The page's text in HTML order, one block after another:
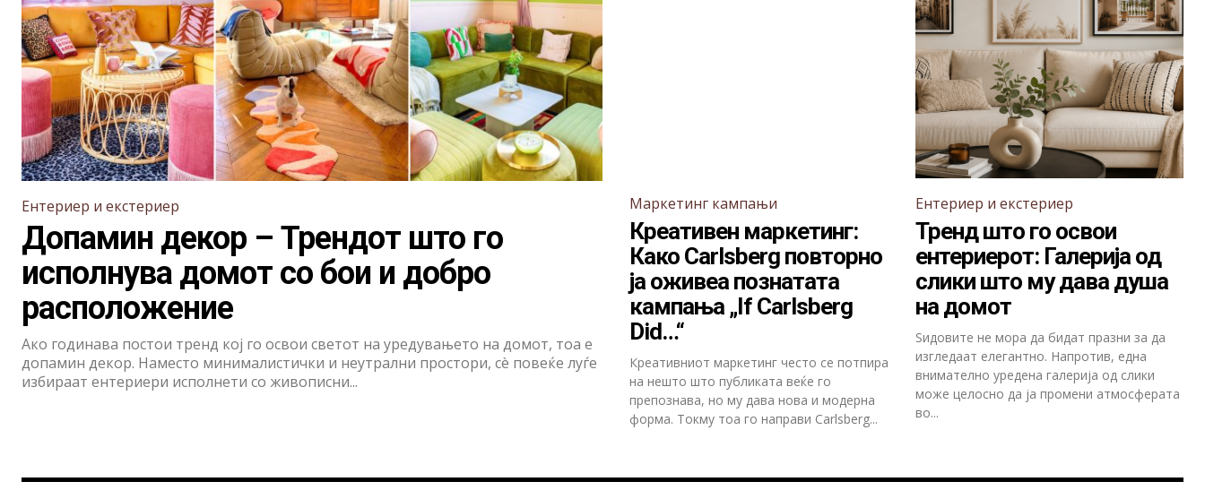
Ентериер и екстериер
Допамин декор – Трендот што го
исполнува домот со бои и добро
расположение
Ако годинава постои тренд кој го освои светот на уредувањето на домот, тоа е
допамин декор. Наместо минималистички и неутрални простори, сè повеќе луѓе
избираат ентериери исполнети со живописни...
Маркетинг кампањи
Креативен маркетинг:
Како Carlsberg повторно
ја оживеа познатата
кампања „If Carlsberg
Did…“
Креативниот маркетинг често се потпира
на нешто што публиката веќе го
препознава, но му дава нова и модерна
форма. Токму тоа го направи Carlsberg...
Ентериер и екстериер
Тренд што го освои
ентериерот: Галерија од
слики што му дава душа
на домот
Ѕидовите не мора да бидат празни за да
изгледаат елегантно. Напротив, една
внимателно уредена галерија од слики
може целосно да ја промени атмосферата
во...